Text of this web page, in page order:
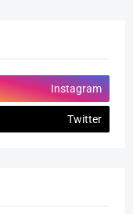
Instagram
Twitter